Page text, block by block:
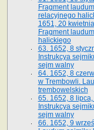
Fragment
relacyjnego
1651, 20
Fragment
halickiego
63. 1652, 8
Instrukcya
sejm walny
64. 1652, 8
w Trembowli.
trembowelskich
65. 1652, 8
Instrukcya
sejm walny
66. 1652, 9